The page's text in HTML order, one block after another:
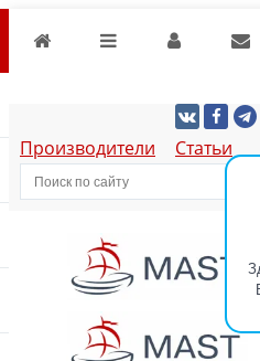
Производители Статьи